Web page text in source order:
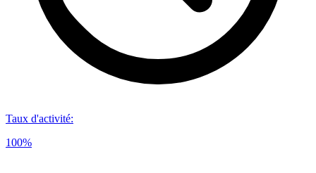
Taux d'activité:
100%